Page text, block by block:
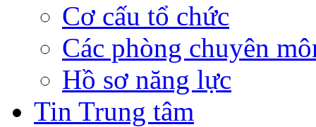
Cơ cấu tổ chức
Các phòng chuyên
Hồ sơ năng lực
Tin Trung tâm